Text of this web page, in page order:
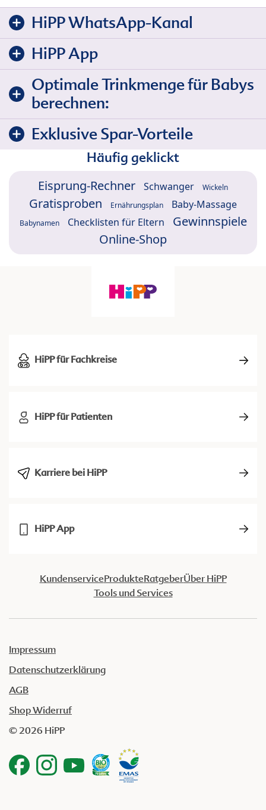
HiPP WhatsApp-Kanal
HiPP App
Optimale Trinkmenge für Babys
berechnen:
Exklusive Spar-Vorteile
Häufig geklickt
Eisprung-Rechner Schwanger Wickeln
Gratisproben Ernährungsplan Baby-Massage
Babynamen Checklisten für Eltern
Gewinnspiele
Online-Shop
HiPP für Fachkreise
HiPP für Patienten
Karriere bei HiPP
HiPP App
KundenserviceProdukteRatgeberÜber HiPP
Tools und Services
Impressum
Datenschutzerklärung
AGB
Shop Widerruf
© 2026 HiPP